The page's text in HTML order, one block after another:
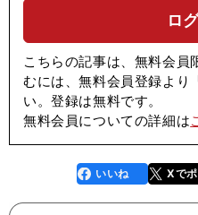
ロ
こちらの記事は、無料会員
むには、無料会員登録より
い。登録は無料です。
無料会員についての詳細は
faceboo
k
いいね Xで